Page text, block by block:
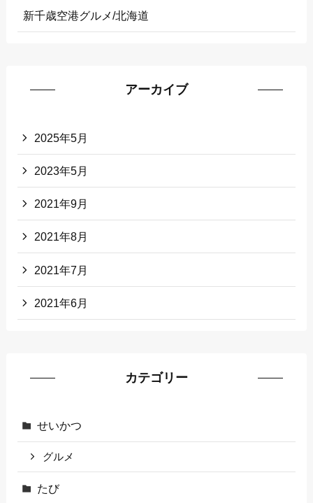
新千歳空港グルメ/北海道
アーカイブ
2025年5月
2023年5月
2021年9月
2021年8月
2021年7月
2021年6月
カテゴリー
せいかつ
グルメ
たび